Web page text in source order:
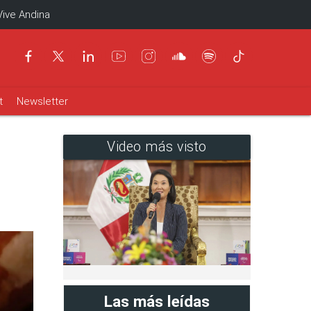
Andina
Newsletter
Video más visto
Las más leídas